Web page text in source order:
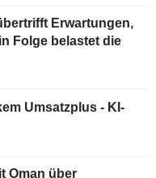
Erwartungen,
Folge belastet die
Umsatzplus - KI-
Oman über